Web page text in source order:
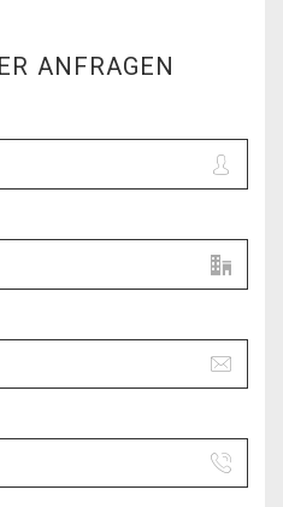
ANFRAGEN